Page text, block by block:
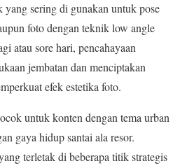
sering di gunakan untuk pose
foto dengan teknik low angle
atau sore hari, pencahayaan
jembatan dan menciptakan
efek estetika foto.
untuk konten dengan tema urban
gaya hidup santai ala resor.
terletak di beberapa titik strategis